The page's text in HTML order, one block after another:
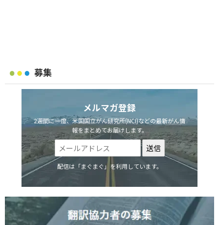
募集
メルマガ登録
2週間に一度、米国国立がん研究所(NCI)などの最新がん情
報をまとめてお届けします。
配信は「まぐまぐ」を利用しています。